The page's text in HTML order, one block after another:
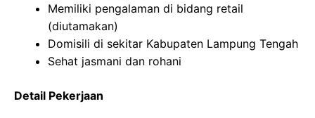
Memiliki pengalaman di bidang retail
(diutamakan)
Domisili di sekitar Kabupaten Lampung Tengah
Sehat jasmani dan rohani
Detail Pekerjaan